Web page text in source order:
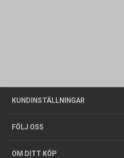
KUNDINSTÄLLNINGAR
Företagskund / Privatkund
FÖLJ OSS
OM DITT KÖP
Allmänna försäljningsvillkor
Integritetspolicy
GDPR
Butiker
Foldrar och kataloger
Köpguider
Om oss
Tjänster
Hållbarhet